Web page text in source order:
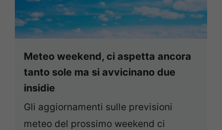
Meteo weekend, ci aspetta ancora
tanto sole ma si avvicinano due
insidie
Gli aggiornamenti sulle previsioni
meteo del prossimo weekend ci